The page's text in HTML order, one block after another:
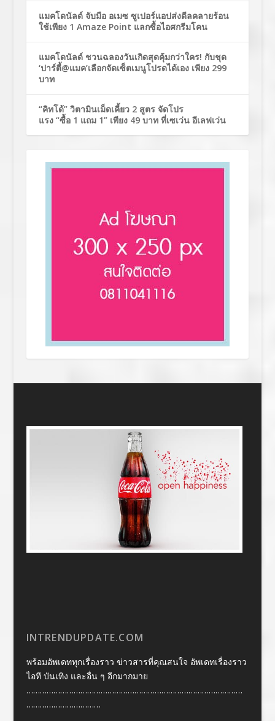
แมคโดนัลด์ จับมือ อเมซ ซูเปอร์แอปส่งดีลคลายร้อน
ใช้เพียง 1 Amaze Point แลกซื้อไอศกรีมโคน
แมคโดนัลด์ ชวนฉลองวันเกิดสุดคุ้มกว่าใคร! กับชุด
‘ปาร์ตี้@แมค’เลือกจัดเซ็ตเมนูโปรดได้เอง เพียง 299
บาท
“คิทโด้” วิตามินเม็ดเคี้ยว 2 สูตร จัดโปร
แรง “ซื้อ 1 แถม 1” เพียง 49 บาท ที่เซเว่น อีเลฟเว่น
INTRENDUPDATE.COM
พร้อมอัพเดททุกเรื่องราว ข่าวสารที่คุณสนใจ อัพเดทเรื่องราว
ไอที บันเทิง และอื่น ๆ อีกมากมาย
……………………………………………………………………………………
……………………………